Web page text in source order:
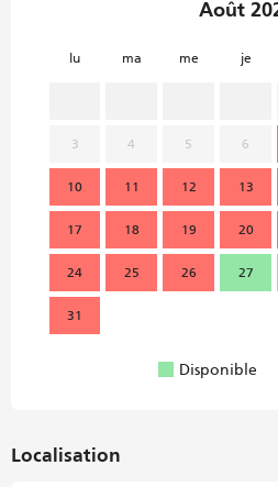
Août
lu ma me je
3 4 5 6
10 11 12 13
17 18 19 20
24 25 26 27
31
Disponible
Localisation